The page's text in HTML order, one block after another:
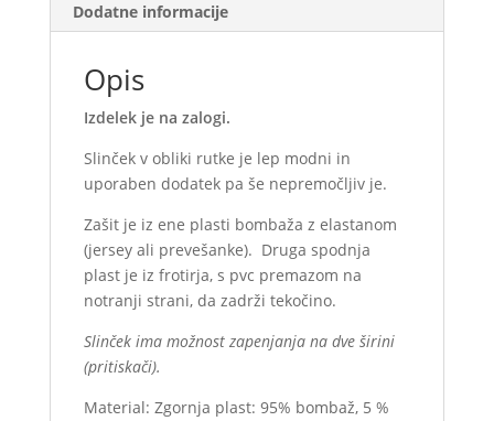
Dodatne informacije
Opis
Izdelek je na zalogi.
Slinček v obliki rutke je lep modni in
uporaben dodatek pa še nepremočljiv je.
Zašit je iz ene plasti bombaža z elastanom
(jersey ali prevešanke). Druga spodnja
plast je iz frotirja, s pvc premazom na
notranji strani, da zadrži tekočino.
Slinček ima možnost zapenjanja na dve širini
(pritiskači).
Material: Zgornja plast: 95% bombaž, 5 %